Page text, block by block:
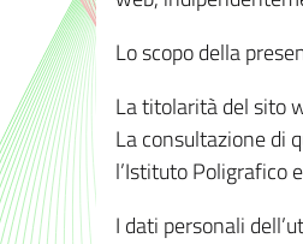
Lo scopo della
La titolarità del sito
La consultazione di
l’Istituto Poligrafico
I dati personali